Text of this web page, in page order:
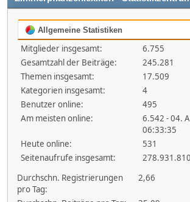
Allgemeine Statistiken
Mitglieder insgesamt:
6.755
Gesamtzahl der Beiträge:
245.281
Themen insgesamt:
17.509
Kategorien insgesamt:
4
Benutzer online:
495
Am meisten online:
6.542 - 04.
06:33:35
Heute online:
531
Seitenaufrufe insgesamt:
278.931.810
Durchschn. Registrierungen
pro Tag:
2,66